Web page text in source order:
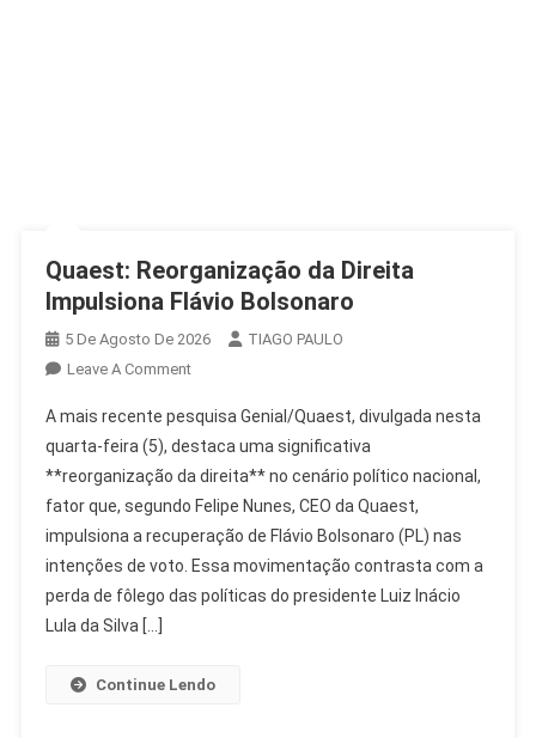
Quaest: Reorganização da Direita
Impulsiona Flávio Bolsonaro
5 De Agosto De 2026
TIAGO PAULO
Leave A CommentOn
Reorganização
Da
Direita
Impulsiona
Flávio
Bolsonaro
A mais recente pesquisa Genial/Quaest, divulgada nesta
quarta-feira (5), destaca uma significativa
**reorganização da direita** no cenário político nacional,
fator que, segundo Felipe Nunes, CEO da Quaest,
impulsiona a recuperação de Flávio Bolsonaro (PL) nas
intenções de voto. Essa movimentação contrasta com a
perda de fôlego das políticas do presidente Luiz Inácio
Lula da Silva […]
Continue Lendo